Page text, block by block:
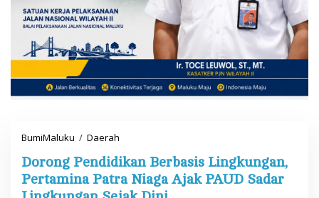
BumiMaluku / Daerah
r
n
g
Dorong Pendidikan Berbasis Lingkungan,
Pertamina Patra Niaga Ajak PAUD Sadar